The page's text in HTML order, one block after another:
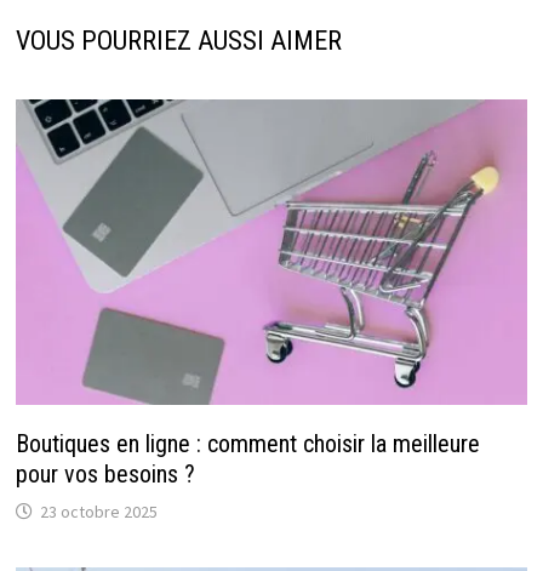
VOUS POURRIEZ AUSSI AIMER
Boutiques en ligne : comment choisir la meilleure
pour vos besoins ?
23 octobre 2025